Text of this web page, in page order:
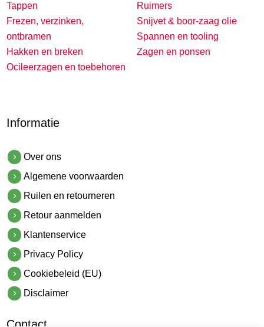
Tappen
Frezen, verzinken,
ontbramen
Hakken en breken
Ocileerzagen en toebehoren
Ruimers
Snijvet & boor-zaag olie
Spannen en tooling
Zagen en ponsen
Informatie
Over ons
Algemene voorwaarden
Ruilen en retourneren
Retour aanmelden
Klantenservice
Privacy Policy
Cookiebeleid (EU)
Disclaimer
Contact